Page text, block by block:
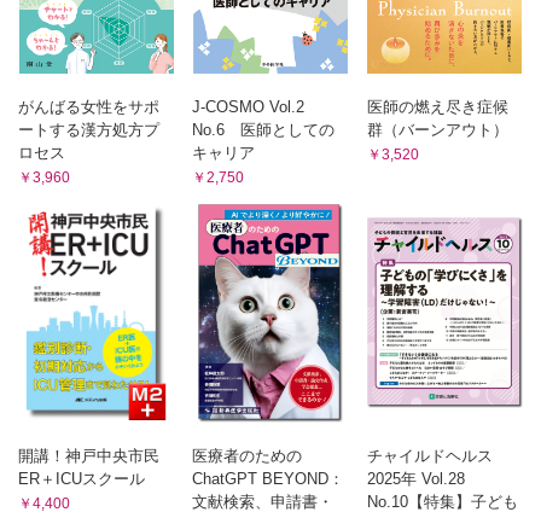
がんばる女性をサポ
ートする漢方処方プ
ロセス
￥3,960
J-COSMO Vol.2
No.6 医師としての
キャリア
￥2,750
医師の燃え尽き症候
群（バーンアウト）
￥3,520
開講！神戸中央市民
ER＋ICUスクール
￥4,400
医療者のための
ChatGPT BEYOND：
文献検索、申請書・
チャイルドヘルス
2025年 Vol.28
No.10【特集】子ども